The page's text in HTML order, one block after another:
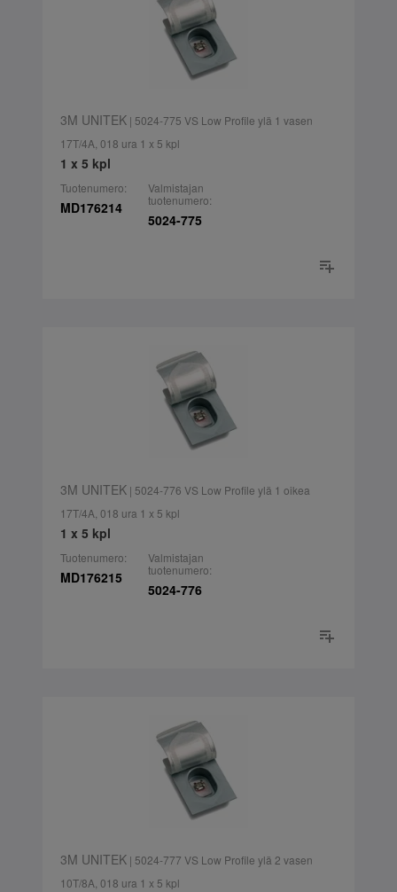
3M UNITEK| 5024-775 VS Low Profile ylä 1 vasen
17T/4A, 018 ura 1 x 5 kpl
1 x 5 kpl
Tuotenumero:
MD176214
Valmistajan
tuotenumero:
5024-775
3M UNITEK| 5024-776 VS Low Profile ylä 1 oikea
17T/4A, 018 ura 1 x 5 kpl
1 x 5 kpl
Tuotenumero:
MD176215
Valmistajan
tuotenumero:
5024-776
3M UNITEK| 5024-777 VS Low Profile ylä 2 vasen
10T/8A, 018 ura 1 x 5 kpl